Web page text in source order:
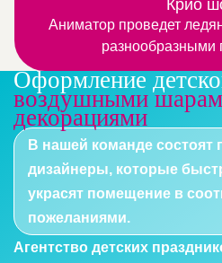
узнавать, что-то
Это веселые номера с
пернатых
Крио
Аниматор проведет
разнообразными
Оформление
воздушными
декорациями
В нашей команде
дизайнеры, которые
украсят помещение в
пожеланиями.
Агентство детских